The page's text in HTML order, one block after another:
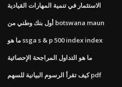
الاستثمار في تنمية المهارات القيادية
أول بنك وطني من botswana maun
ما هو ssga s & p 500 index index
ما هو التداول المراجحة الإحصائية
كيف تقرأ الرسوم البيانية للسهم pdf